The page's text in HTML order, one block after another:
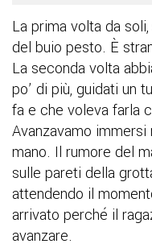
La prima volta da
del buio pesto. È
La seconda volta
po’ di più, guidati un
fa e che voleva farla
Avanzavamo
mano. Il rumore del
sulle pareti della
attendendo il
arrivato perché il
avanzare.